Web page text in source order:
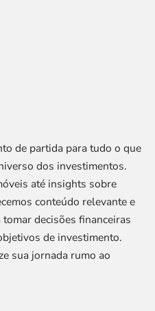
de partida para tudo o que
dos investimentos.
até insights sobre
conteúdo relevante e
decisões financeiras
de investimento.
sua jornada rumo ao